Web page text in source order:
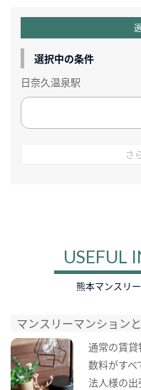
選択中の条件
日奈久温泉駅
さ
USEFUL
熊本マンスリ
マンスリーマンション
通常の賃
数料がすべ
法人様の出